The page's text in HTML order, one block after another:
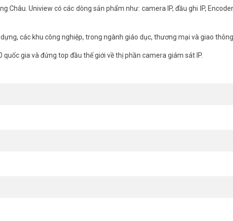
Uniview có các dòng sản phẩm như: camera IP, đầu ghi IP,
các khu công nghiệp, trong ngành giáo dục, thương mại và giao thông
gia và đứng top đầu thế giới về thị phần camera giám sát IP.